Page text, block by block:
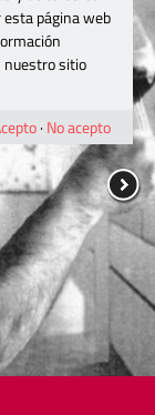
página web
nuestro sitio
· No acepto